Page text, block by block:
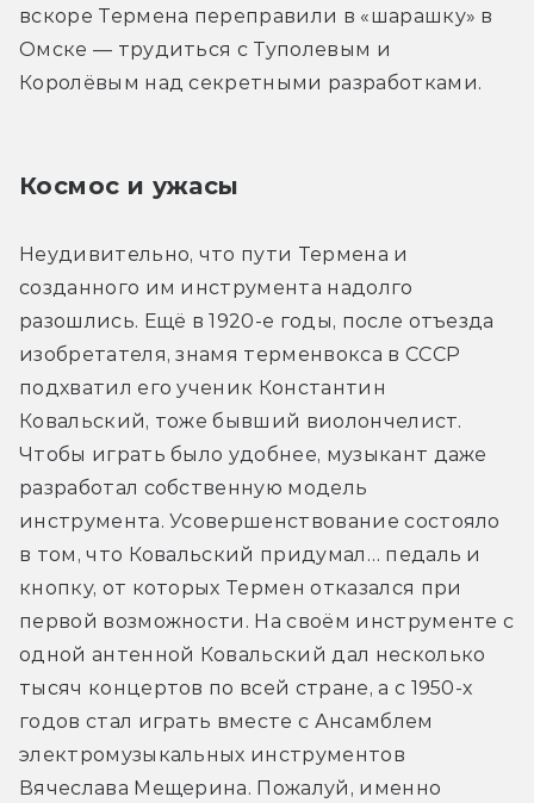
вскоре Термена переправили в «шарашку» в
Омске — трудиться с Туполевым и
Королёвым над секретными разработками.
Космос и ужасы
Неудивительно, что пути Термена и
созданного им инструмента надолго
разошлись. Ещё в 1920-е годы, после отъезда
изобретателя, знамя терменвокса в СССР
подхватил его ученик Константин
Ковальский, тоже бывший виолончелист.
Чтобы играть было удобнее, музыкант даже
разработал собственную модель
инструмента. Усовершенствование состояло
в том, что Ковальский придумал… педаль и
кнопку, от которых Термен отказался при
первой возможности. На своём инструменте с
одной антенной Ковальский дал несколько
тысяч концертов по всей стране, а с 1950-х
годов стал играть вместе с Ансамблем
электромузыкальных инструментов
Вячеслава Мещерина. Пожалуй, именно